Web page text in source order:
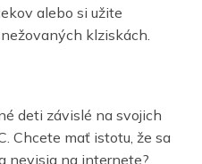
alebo si užite
klziskách.
deti závislé na svojich
Chcete mať istotu, že sa
nevisia na internete?